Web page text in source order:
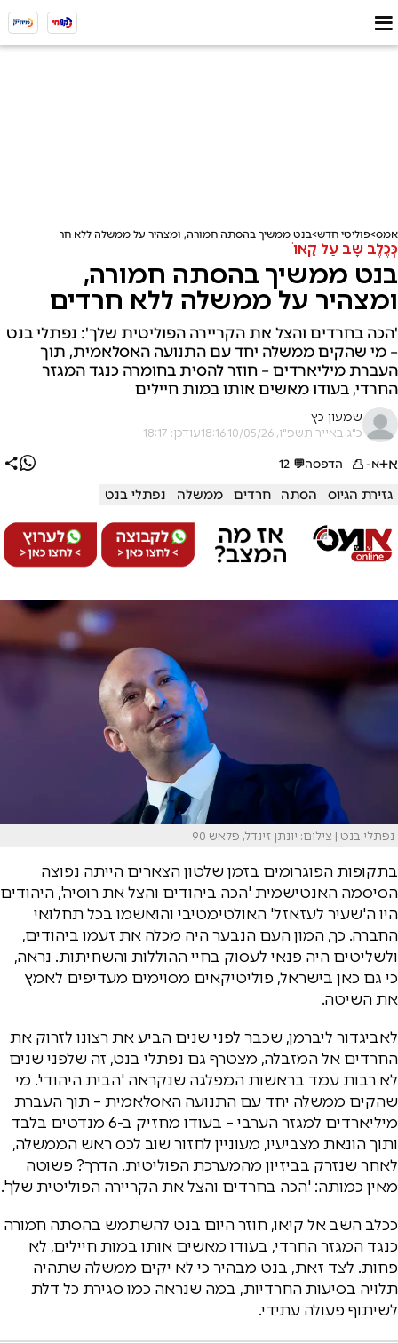
אמס פוליטי חדש בנט ממשיך בהסתה חמורה, ומצהיר על ממשלה ללא חרדים
כְּכֶלֶב שָׁב עַל קֵאוֹ
בנט ממשיך בהסתה חמורה,
ומצהיר על ממשלה ללא חרדים
'הכה בחרדים והצל את הקריירה הפוליטית שלך': נפתלי בנט
– מי שהקים ממשלה יחד עם התנועה האסלאמית, תוך
העברת מיליארדים – חוזר להסית בחומרה כנגד המגזר
החרדי, בעודו מאשים אותו במות חיילים
שמעון כץ
כ"ג באייר תשפ"ו, 10/05/26 18:16 עודכן: 18:17
א+א- הדפסה💬
12
גזירת הגיוס הסתה חרדים ממשלה נפתלי בנט
נפתלי בנט | צילום: יונתן זינדל, פלאש 90
בתקופות הפוגרומים בזמן שלטון הצארים הייתה נפוצה
הסיסמה האנטישמית 'הכה ביהודים והצל את רוסיה', היהודים
היו ה'שעיר לעזאזל' האולטימטיבי והואשמו בכל תחלואי
החברה. כך, המון העם הנבער היה מכלה את זעמו ביהודים,
ולשליטים היה פנאי לעסוק בחיי ההוללות והשחיתות. נראה,
כי גם כאן בישראל, פוליטיקאים מסוימים מעדיפים לאמץ
את השיטה.
לאביגדור ליברמן, שכבר לפני שנים הביע את רצונו לזרוק את
החרדים אל המזבלה, מצטרף גם נפתלי בנט, זה שלפני שנים
לא רבות עמד בראשות המפלגה שנקראה 'הבית היהודי'. מי
שהקים ממשלה יחד עם התנועה האסלאמית – תוך העברת
מיליארדים למגזר הערבי – בעודו מחזיק ב-6 מנדטים בלבד
ותוך הונאת מצביעיו, מעוניין לחזור שוב לכס ראש הממשלה,
לאחר שנזרק בביזיון מהמערכת הפוליטית. הדרך? פשוטה
מאין כמותה: 'הכה בחרדים והצל את הקריירה הפוליטית שלך'.
ככלב השב אל קיאו, חוזר היום בנט להשתמש בהסתה חמורה
כנגד המגזר החרדי, בעודו מאשים אותו במות חיילים, לא
פחות. לצד זאת, בנט מבהיר כי לא יקים ממשלה שתהיה
תלויה בסיעות החרדיות, במה שנראה כמו סגירת כל דלת
לשיתוף פעולה עתידי.